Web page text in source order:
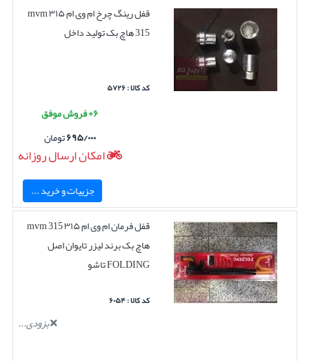
قفل رینگ چرخ ام وی ام ۳۱۵ mvm
315 هاچ بک تولید داخل
کد کالا : ۵۷۲۶
۶+ فروش موفق
۶۹۵/۰۰۰تومان
امکان ارسال روزانه
جزییات و خرید ...
قفل فرمان ام وی ام ۳۱۵ mvm 315
هاچ بک برند لیزر تایوان اصل
FOLDING تاشو
کد کالا : ۶۰۵۴
بزودی...